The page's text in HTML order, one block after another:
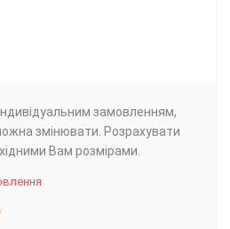
замовленням,
змінювати. Розрахувати
Вам розмірами.